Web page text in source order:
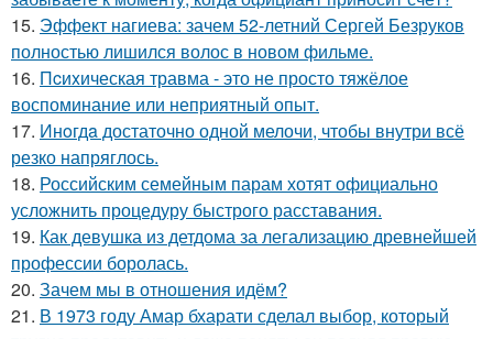
15. Эффект нагиева: зачем 52-летний Сергей Безруков
полностью лишился волос в новом фильме.
16. Пcиxическая травма - это не просто тяжёлое
воспоминание или неприятный опыт.
17. Инoгдa достаточно одной мелочи, чтобы внутри всё
резко напряглось.
18. Российским семейным парам хотят официально
усложнить процедуру быстрого расставания.
19. Как девушка из детдома за легализацию древнейшей
профессии боролась.
20. Зачем мы в отношения идём?
21. В 1973 году Амар бхарати сделал выбор, который